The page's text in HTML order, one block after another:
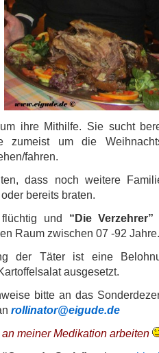
ihre Mithilfe. Sie sucht
zumeist um die
fahren.
dass noch weitere
bereits braten.
und “Die Verzehrer”
Raum zwischen 07 -92 Jahre.
der Täter ist eine
ausgesetzt.
bitte an das
rollinator@eigude.de
meiner Medikation arbeiten